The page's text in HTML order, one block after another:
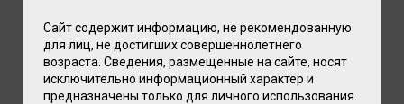
Сайт содержит информацию, не рекомендованную
для лиц, не достигших совершеннолетнего
возраста. Сведения, размещенные на сайте, носят
исключительно информационный характер и
предназначены только для личного использования.